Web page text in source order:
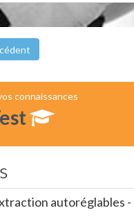
connaissances
autoréglables -